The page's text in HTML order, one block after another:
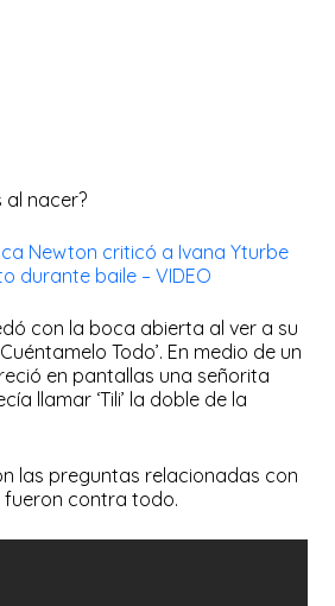
al nacer?
Newton criticó a Ivana Yturbe
durante baile – VIDEO
con la boca abierta al ver a su
Todo’. En medio de un
en pantallas una señorita
llamar ‘Tili’ la doble de la
las preguntas relacionadas con
fueron contra todo.